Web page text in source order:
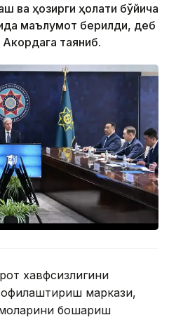
ва ҳозирги ҳолати бўйича
маълумот берилди, деб
таяниб.
хавфсизлигини
маркази,
бошқариш